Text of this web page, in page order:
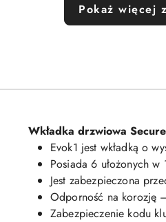
Pokaż więcej
Wkładka drzwiowa
Evok1 jest wkładką o
Posiada 6 ułożonych
Jest zabezpieczona
Odporność na korozję
Zabezpieczenie kodu